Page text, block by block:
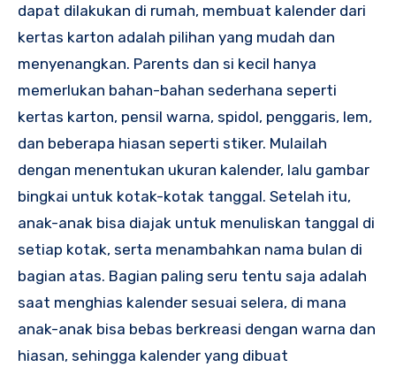
dapat dilakukan di rumah, membuat kalender dari
kertas karton adalah pilihan yang mudah dan
menyenangkan. Parents dan si kecil hanya
memerlukan bahan-bahan sederhana seperti
kertas karton, pensil warna, spidol, penggaris, lem,
dan beberapa hiasan seperti stiker. Mulailah
dengan menentukan ukuran kalender, lalu gambar
bingkai untuk kotak-kotak tanggal. Setelah itu,
anak-anak bisa diajak untuk menuliskan tanggal di
setiap kotak, serta menambahkan nama bulan di
bagian atas. Bagian paling seru tentu saja adalah
saat menghias kalender sesuai selera, di mana
anak-anak bisa bebas berkreasi dengan warna dan
hiasan, sehingga kalender yang dibuat